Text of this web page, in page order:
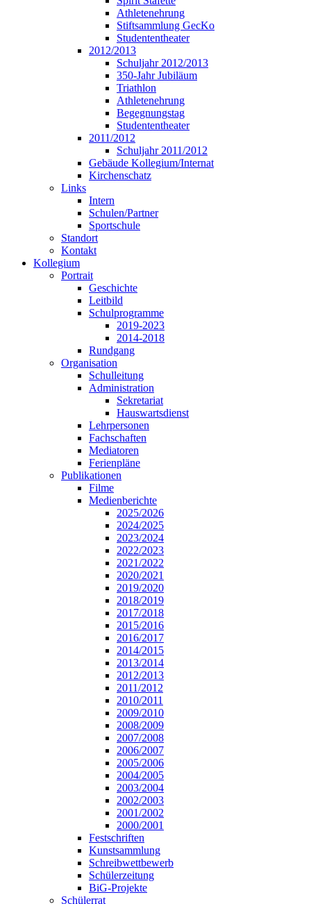
Athletenehrung
Stiftsammlung GecKo
Studententheater
2012/2013
Schuljahr 2012/2013
350-Jahr Jubiläum
Triathlon
Athletenehrung
Begegnungstag
Studententheater
2011/2012
Schuljahr 2011/2012
Gebäude Kollegium/Internat
Kirchenschatz
Links
Intern
Schulen/Partner
Sportschule
Standort
Kontakt
Kollegium
Portrait
Geschichte
Leitbild
Schulprogramme
2019-2023
2014-2018
Rundgang
Organisation
Schulleitung
Administration
Sekretariat
Hauswartsdienst
Lehrpersonen
Fachschaften
Mediatoren
Ferienpläne
Publikationen
Filme
Medienberichte
2025/2026
2024/2025
2023/2024
2022/2023
2021/2022
2020/2021
2019/2020
2018/2019
2017/2018
2015/2016
2016/2017
2014/2015
2013/2014
2012/2013
2011/2012
2010/2011
2009/2010
2008/2009
2007/2008
2006/2007
2005/2006
2004/2005
2003/2004
2002/2003
2001/2002
2000/2001
Festschriften
Kunstsammlung
Schreibwettbewerb
Schülerzeitung
BiG-Projekte
Schülerrat